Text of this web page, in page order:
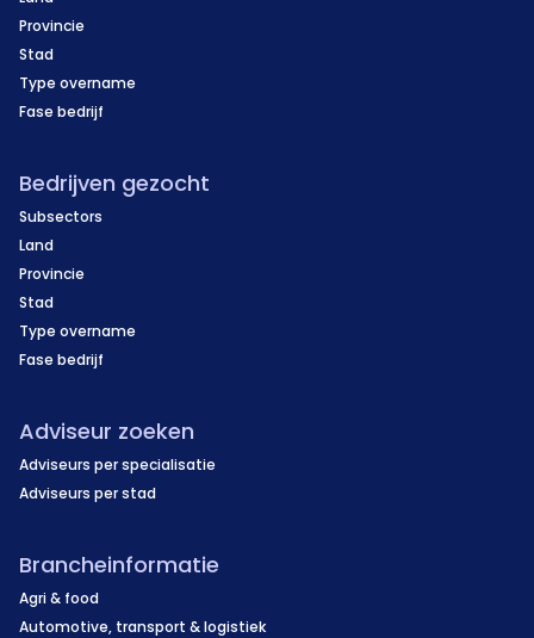
Provincie
Stad
Type overname
Fase bedrijf
Bedrijven gezocht
Subsectors
Land
Provincie
Stad
Type overname
Fase bedrijf
Adviseur zoeken
Adviseurs per specialisatie
Adviseurs per stad
Brancheinformatie
Agri & food
Automotive, transport & logistiek